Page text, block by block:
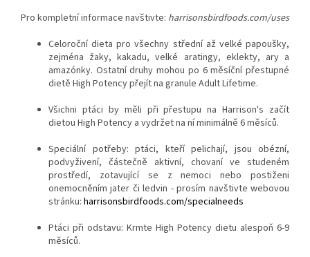
Pro kompletní informace navštivte: harrisonsbirdfoods.com/uses
Celoroční dieta pro všechny střední až velké papoušky,
zejména žaky, kakadu, velké aratingy, eklekty, ary a
amazónky. Ostatní druhy mohou po 6 měsíční přestupné
dietě High Potency přejít na granule Adult Lifetime.
Všichni ptáci by měli při přestupu na Harrison's začít
dietou High Potency a vydržet na ní minimálně 6 měsíců.
Speciální potřeby: ptáci, kteří pelichají, jsou obézní,
podvyživení, částečně aktivní, chovaní ve studeném
prostředí, zotavující se z nemoci nebo postiženi
onemocněním jater či ledvin - prosím navštivte webovou
stránku: harrisonsbirdfoods.com/specialneeds
Ptáci při odstavu: Krmte High Potency dietu alespoň 6-9
měsíců.